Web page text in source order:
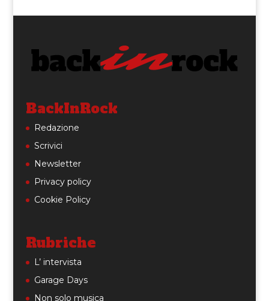
BackInRock
Redazione
Scrivici
Newsletter
Privacy policy
Cookie Policy
Rubriche
L’ intervista
Garage Days
Non solo musica